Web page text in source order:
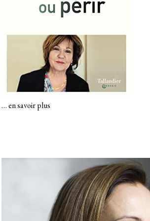
…en savoir plus